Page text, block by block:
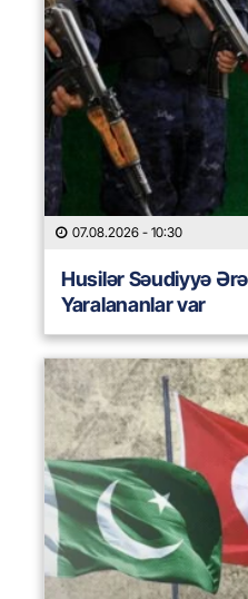
07.08.2026 - 10:30
Husilər Səudiyyə
Yaralananlar var